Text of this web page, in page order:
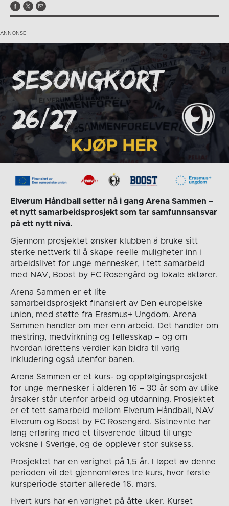
Elverum Håndball setter nå i gang Arena Sammen –
et nytt samarbeidsprosjekt som tar samfunnsansvar
på ett nytt nivå.
Gjennom prosjektet ønsker klubben å bruke sitt
sterke nettverk til å skape reelle muligheter inn i
arbeidslivet for unge mennesker, i tett samarbeid
med NAV, Boost by FC Rosengård og lokale aktører.
Arena Sammen er et lite
samarbeidsprosjekt finansiert av Den europeiske
union, med støtte fra Erasmus+ Ungdom. Arena
Sammen handler om mer enn arbeid. Det handler om
mestring, medvirkning og fellesskap – og om
hvordan idrettens verdier kan bidra til varig
inkludering også utenfor banen.
Arena Sammen er et kurs- og oppfølgingsprosjekt
for unge mennesker i alderen 16 – 30 år som av ulike
årsaker står utenfor arbeid og utdanning. Prosjektet
er et tett samarbeid mellom Elverum Håndball, NAV
Elverum og Boost by FC Rosengård. Sistnevnte har
lang erfaring med et tilsvarende tilbud til unge
voksne i Sverige, og de opplever stor suksess.
Prosjektet har en varighet på 1,5 år. I løpet av denne
perioden vil det gjennomføres tre kurs, hvor første
kursperiode starter allerede 16. mars.
Hvert kurs har en varighet på åtte uker. Kurset